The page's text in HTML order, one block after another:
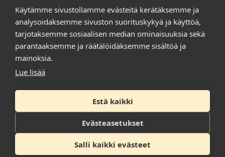
Henna Honkalo,
viestintäpäällikkö,
puh. +358 50 479 6618
Ilari Raiski, viestintä- ja tapahtumakoordinaattori,
puh. +358 45 130 3832
Susanna Laasio,
tarkeissatoissa[a]kt.fi
Tilaa uutiskirje
Tietosuojaseloste
Saavutettavuusseloste
Käytämme sivustollamme evästeitä kerätäksemme ja
analysoidaksemme sivuston suorituskykyä ja käyttöä,
tarjotaksemme sosiaalisen median ominaisuuksia sekä
parantaaksemme ja räätälöidäksemme sisältöä ja
mainoksia.
Lue lisää
Estä kaikki
Evästeasetukset
Salli kaikki evästeet